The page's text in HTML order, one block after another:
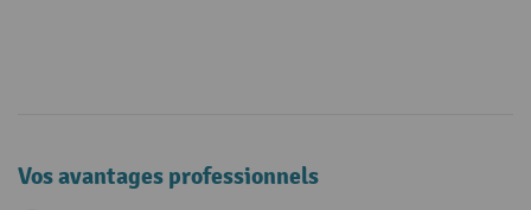
Vos avantages professionnels